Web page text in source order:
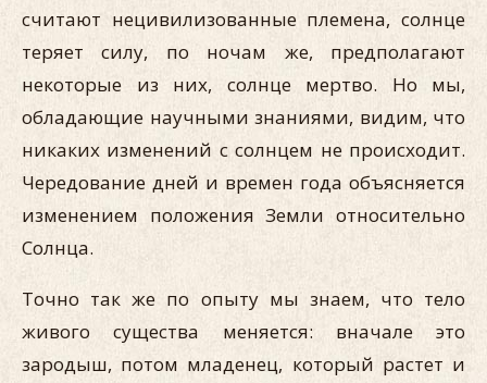
считают нецивилизованные племена, солнце
теряет силу, по ночам же, предполагают
некоторые из них, солнце мертво. Но мы,
обладающие научными знаниями, видим, что
никаких изменений с солнцем не происходит.
Чередование дней и времен года объясняется
изменением положения Земли относительно
Солнца.
Точно так же по опыту мы знаем, что тело
живого существа меняется: вначале это
зародыш, потом младенец, который растет и